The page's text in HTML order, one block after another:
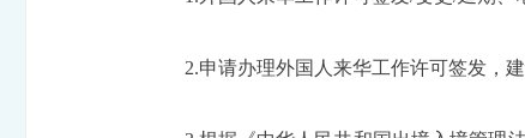
2.申请办理外国人来华工作许可签发，